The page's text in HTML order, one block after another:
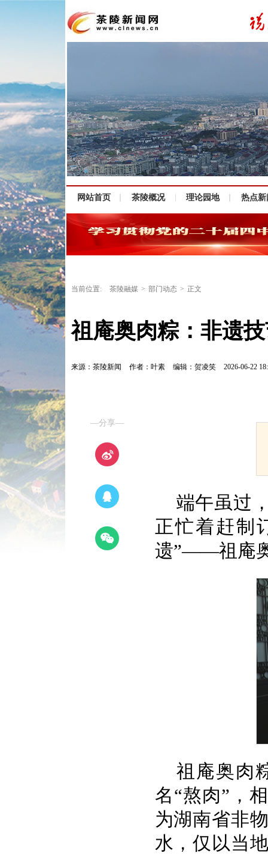
网站首页 茶陵概况 理论园地 热点新
当前位置: 茶陵融媒 > 部门动态 > 正文
祖庵奥肉粽：非遗
来源：茶陵新闻 作者：叶素 编辑：贺凌笑 2026-06-22
—分享—
端午虽过
正忙着赶制
遗”——祖庵
祖庵奥肉
名“熬肉”，
为湖南省非
水，仅以当